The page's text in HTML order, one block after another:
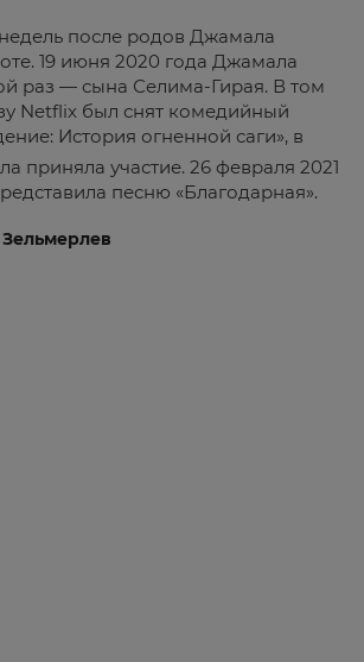
после родов Джамала
19 июня 2020 года Джамала
раз — сына Селима-Гирая. В том
Netflix был снят комедийный
История огненной саги», в
приняла участие. 26 февраля 2021
песню «Благодарная».